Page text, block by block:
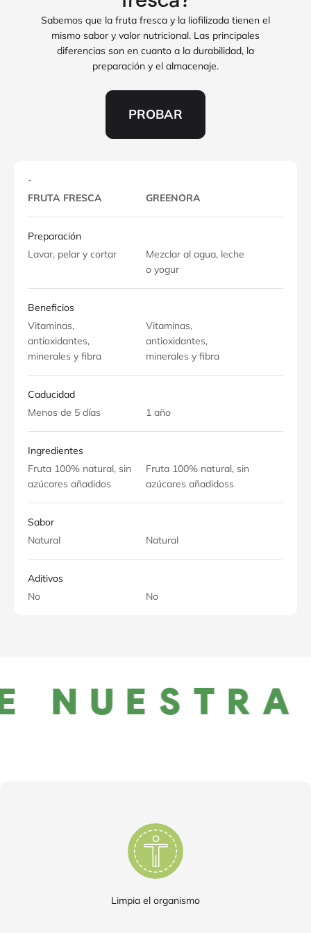
Sabemos que la fruta fresca y la liofilizada tienen el
mismo sabor y valor nutricional. Las principales
diferencias son en cuanto a la durabilidad, la
preparación y el almacenaje.
PROBAR
-
FRUTA FRESCA
GREENORA
Preparación
Lavar, pelar y cortar
Mezclar al agua, leche
o yogur
Beneficios
Vitaminas,
antioxidantes,
minerales y fibra
Vitaminas,
antioxidantes,
minerales y fibra
Caducidad
Menos de 5 días
1 año
Ingredientes
Fruta 100% natural, sin
azúcares añadidos
Fruta 100% natural, sin
azúcares añadidoss
Sabor
Natural
Natural
Aditivos
No
No
NUESTRA
Limpia el organismo